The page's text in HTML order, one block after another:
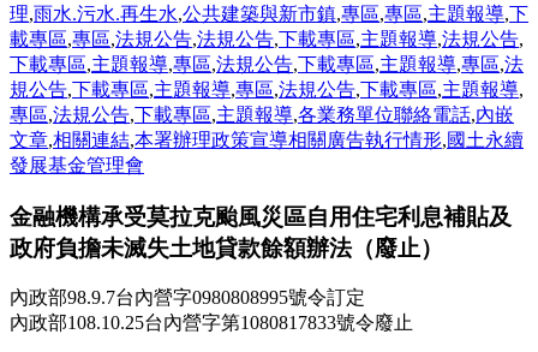
理,雨水.污水.再生水,公共建築與新市鎮,專區,專區,主題報導,下
載專區,專區,法規公告,法規公告,下載專區,主題報導,法規公告,
下載專區,主題報導,專區,法規公告,下載專區,主題報導,專區,法
規公告,下載專區,主題報導,專區,法規公告,下載專區,主題報導,
專區,法規公告,下載專區,主題報導,各業務單位聯絡電話,內嵌
文章,相關連結,本署辦理政策宣導相關廣告執行情形,國土永續
發展基金管理會
金融機構承受莫拉克颱風災區自用住宅利息補貼及
政府負擔未滅失土地貸款餘額辦法（廢止）
內政部98.9.7台內營字0980808995號令訂定
內政部108.10.25台內營字第1080817833號令廢止